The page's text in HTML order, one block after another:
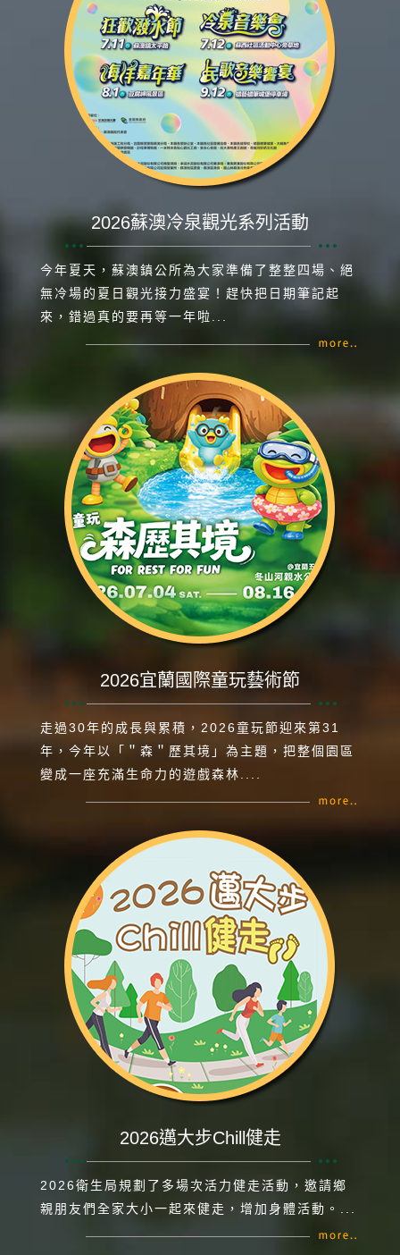
2026蘇澳冷泉觀光系列活動
今年夏天，蘇澳鎮公所為大家準備了整整四場、絕
無冷場的夏日觀光接力盛宴！趕快把日期筆記起
來，錯過真的要再等一年啦...
2026宜蘭國際童玩藝術節
走過30年的成長與累積，2026童玩節迎來第31
年，今年以「＂森＂歷其境」為主題，把整個園區
變成一座充滿生命力的遊戲森林....
2026邁大步Chill健走
2026衛生局規劃了多場次活力健走活動，邀請鄉
親朋友們全家大小一起來健走，增加身體活動。...